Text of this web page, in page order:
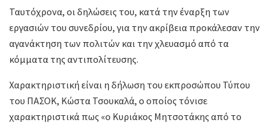
Ταυτόχρονα, οι δηλώσεις του, κατά την έναρξη των
εργασιών του συνεδρίου, για την ακρίβεια προκάλεσαν την
αγανάκτηση των πολιτών και την χλευασμό από τα
κόμματα της αντιπολίτευσης.
Χαρακτηριστική είναι η δήλωση του εκπροσώπου Τύπου
του ΠΑΣΟΚ, Κώστα Τσουκαλά, ο οποίος τόνισε
χαρακτηριστικά πως «ο Κυριάκος Μητσοτάκης από το